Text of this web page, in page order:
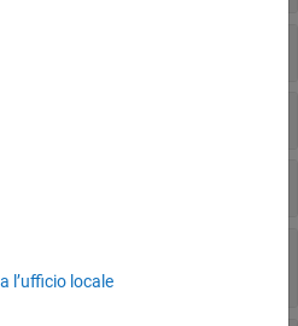
bagging
regressione
regressione
l’ufficio locale